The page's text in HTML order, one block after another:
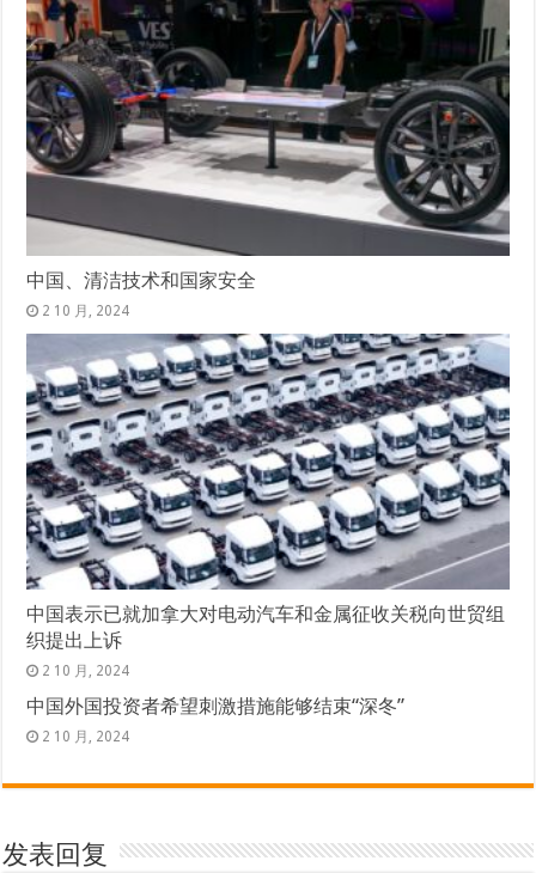
中国、清洁技术和国家安全
2 10 月, 2024
中国表示已就加拿大对电动汽车和金属征收关税向世贸组
织提出上诉
2 10 月, 2024
中国外国投资者希望刺激措施能够结束“深冬”
2 10 月, 2024
发表回复